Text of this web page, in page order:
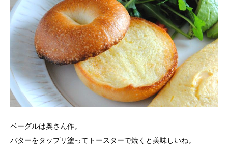
ベーグルは奥さん作。
バターをタップリ塗ってトースターで焼くと美味しいね。